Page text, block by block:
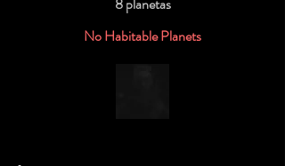
8 planetas
No Habitable Planets